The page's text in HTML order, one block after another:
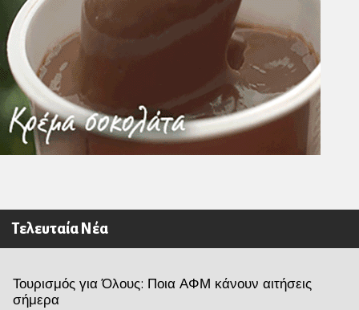
Τελευταία Νέα
Τουρισμός για Όλους: Ποια ΑΦΜ κάνουν αιτήσεις
σήμερα